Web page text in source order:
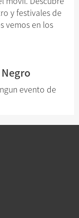
y festivales de
vemos en los
evento de